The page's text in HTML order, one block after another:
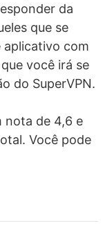
da
que se
aplicativo com
você irá se
do SuperVPN.
nota de 4,6 e
Você pode